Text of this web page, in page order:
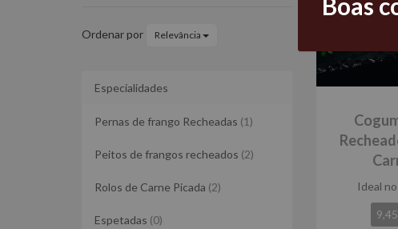
Ordenar por Relevância
Especialidades
Pernas de frango Recheadas (1)
Peitos de frangos recheados (2)
Rolos de Carne Picada (2)
Espetadas (0)
Ideal